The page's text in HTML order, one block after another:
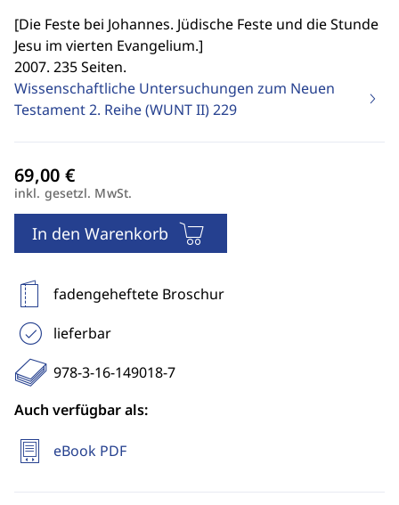
[Die Feste bei Johannes. Jüdische Feste und die Stunde
Jesu im vierten Evangelium.]
2007. 235 Seiten.
Wissenschaftliche Untersuchungen zum Neuen
Testament 2. Reihe (WUNT II)229
inkl. gesetzl. MwSt.
In den Warenkorb
fadengeheftete Broschur
lieferbar
978-3-16-149018-7
Auch verfügbar als:
eBook PDF